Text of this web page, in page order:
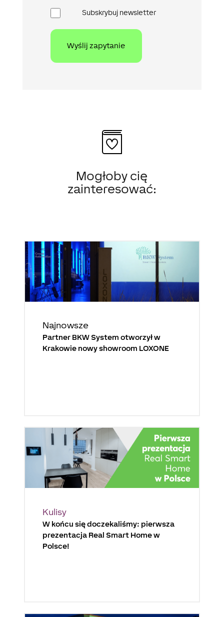
Newsletter
Subskrybuj newsletter
Mogłoby cię
zainteresować:
Najnowsze
Partner BKW System otworzył w
Krakowie nowy showroom LOXONE
Kulisy
W końcu się doczekaliśmy: pierwsza
prezentacja Real Smart Home w
Polsce!